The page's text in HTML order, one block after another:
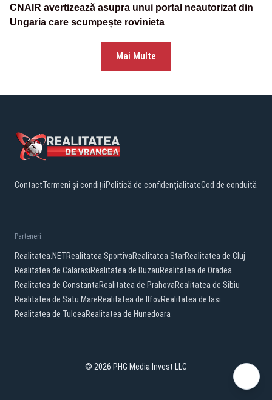
CNAIR avertizează asupra unui portal neautorizat din
Ungaria care scumpește rovinieta
Mai Multe
ContactTermeni și condițiiPolitică de confidențialitateCod de conduită
Parteneri:
Realitatea.NETRealitatea SportivaRealitatea StarRealitatea de Cluj
Realitatea de CalarasiRealitatea de BuzauRealitatea de Oradea
Realitatea de ConstantaRealitatea de PrahovaRealitatea de Sibiu
Realitatea de Satu MareRealitatea de IlfovRealitatea de Iasi
Realitatea de TulceaRealitatea de Hunedoara
© 2026 PHG Media Invest LLC